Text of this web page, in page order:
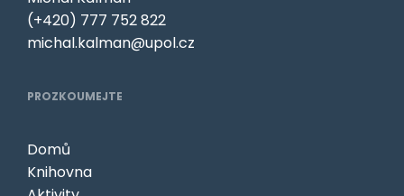
(+420) 777 752 822
michal.kalman@upol.cz
PROZKOUMEJTE
Domů
Knihovna